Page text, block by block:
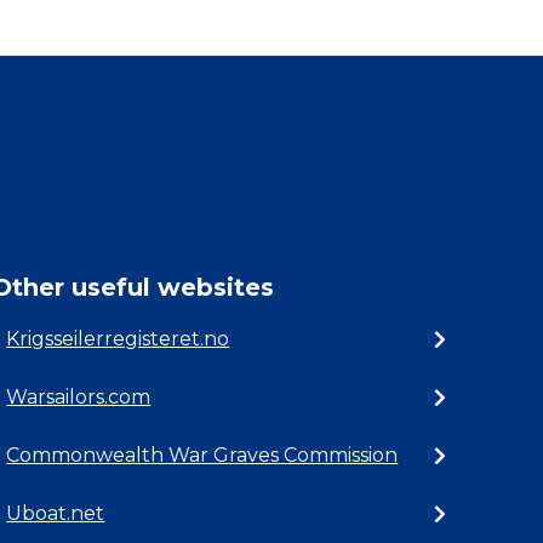
useful websites
Krigsseilerregisteret.no
Warsailors.com
Commonwealth War Graves Commission
Uboat.net